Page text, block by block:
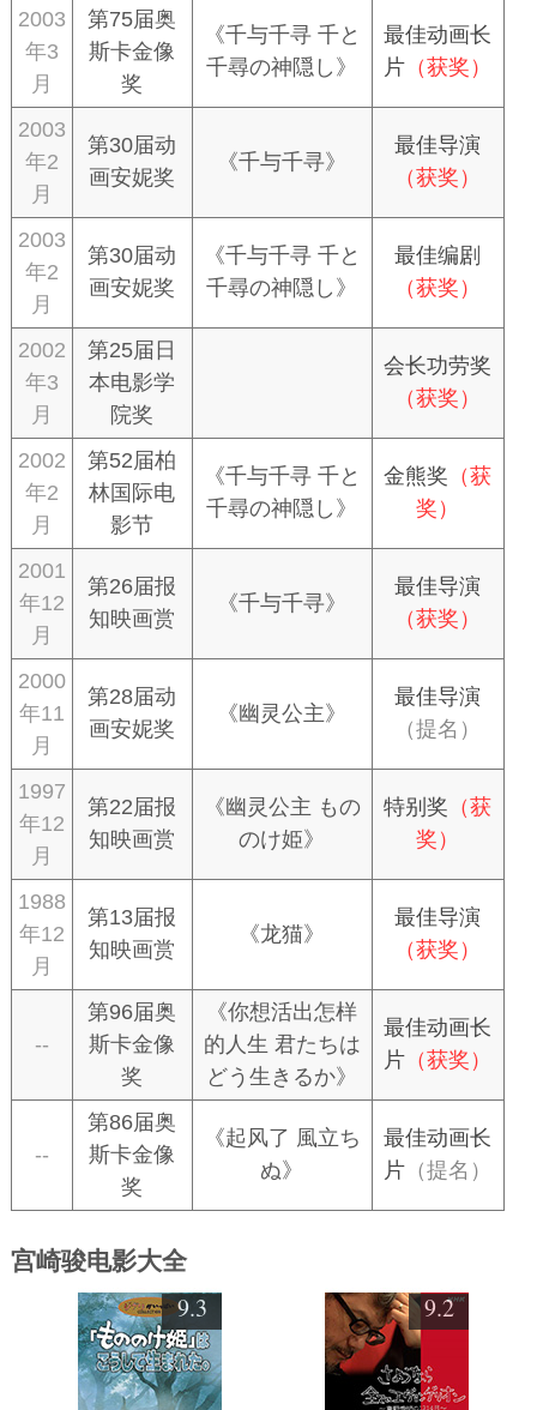
2003
年3
月
第75届奥
斯卡金像
奖
《千与千寻 千と
千尋の神隠し》
最佳动画长
片 （获奖）
2003
年2
月
第30届动
画安妮奖
《千与千寻》
最佳导演
（获奖）
2003
年2
月
第30届动
画安妮奖
《千与千寻 千と
千尋の神隠し》
最佳编剧
（获奖）
2002
年3
月
第25届日
本电影学
院奖
会长功劳奖
（获奖）
2002
年2
月
第52届柏
林国际电
影节
《千与千寻 千と
千尋の神隠し》
金熊奖 （获
奖）
2001
年12
月
第26届报
知映画赏
《千与千寻》
最佳导演
（获奖）
2000
年11
月
第28届动
画安妮奖
《幽灵公主》
最佳导演
（提名）
1997
年12
月
第22届报
知映画赏
《幽灵公主 もの
のけ姫》
特别奖 （获
奖）
1988
年12
月
第13届报
知映画赏
《龙猫》
最佳导演
（获奖）
--
第96届奥
斯卡金像
奖
《你想活出怎样
的人生 君たちは
どう生きるか》
最佳动画长
片 （获奖）
--
第86届奥
斯卡金像
奖
《起风了 風立ち
ぬ》
最佳动画长
片 （提名）
宫崎骏电影大全
9.3 9.2